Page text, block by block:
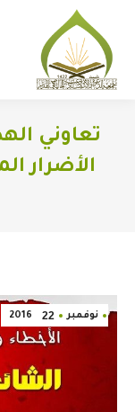
تعاوني
الأضرار
نوفمبر 22
2016